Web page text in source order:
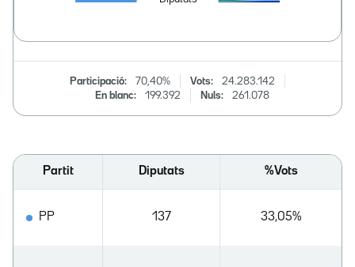
Participació: 70,40% Vots:
24.283.142
En blanc:
199.392 Nuls: 261.078
Partit Diputats %Vots
PP 137 33,05%